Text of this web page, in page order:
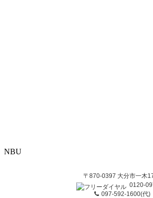
NBU
〒870-0397 大分市一木
0120-
097-592-1600(代)